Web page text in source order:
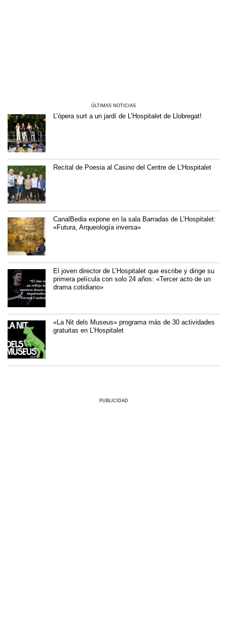
ÚLTIMAS NOTICIAS
L’òpera surt a un jardí de L’Hospitalet de Llobregat!
Recital de Poesia al Casino del Centre de L’Hospitalet
CanalBedia expone en la sala Barradas de L’Hospitalet:
«Futura, Arqueología inversa»
El joven director de L’Hospitalet que escribe y dirige su
primera película con solo 24 años: «Tercer acto de un
drama cotidiano»
«La Nit dels Museus» programa más de 30 actividades
gratuitas en L’Hospitalet
PUBLICIDAD